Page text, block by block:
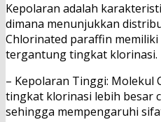
Kepolaran adalah
dimana menunjukkan
Chlorinated paraffin
tergantung tingkat klorinasi.
– Kepolaran Tinggi: Molekul
tingkat klorinasi lebih besar
sehingga mempengaruhi